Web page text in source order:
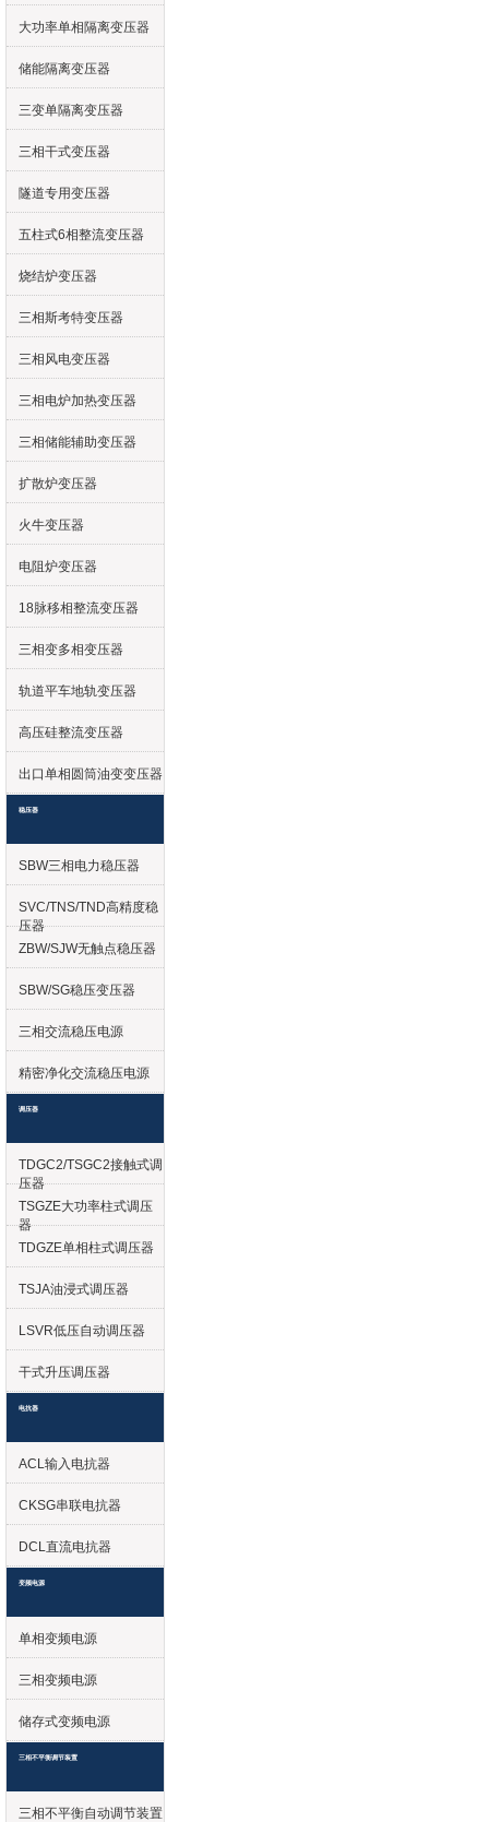
大功率单相隔离变压器
储能隔离变压器
三变单隔离变压器
三相干式变压器
隧道专用变压器
五柱式6相整流变压器
烧结炉变压器
三相斯考特变压器
三相风电变压器
三相电炉加热变压器
三相储能辅助变压器
扩散炉变压器
火牛变压器
电阻炉变压器
18脉移相整流变压器
三相变多相变压器
轨道平车地轨变压器
高压硅整流变压器
出口单相圆筒油变变压器
稳压器
SBW三相电力稳压器
SVC/TNS/TND高精度稳
压器
ZBW/SJW无触点稳压器
SBW/SG稳压变压器
三相交流稳压电源
精密净化交流稳压电源
调压器
TDGC2/TSGC2接触式调
压器
TSGZE大功率柱式调压
器
TDGZE单相柱式调压器
TSJA油浸式调压器
LSVR低压自动调压器
干式升压调压器
电抗器
ACL输入电抗器
CKSG串联电抗器
DCL直流电抗器
变频电源
单相变频电源
三相变频电源
储存式变频电源
三相不平衡调节装置
三相不平衡自动调节装置